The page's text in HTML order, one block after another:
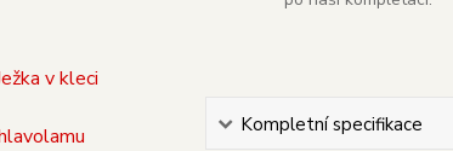
v kleci
Kompletní specifikace